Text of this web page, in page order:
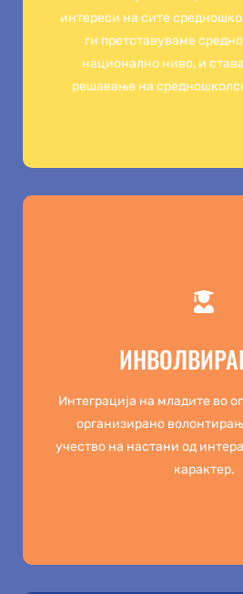
интереси на сите
ги претставуваме
национално ниво, и
решавање на
национално ниво, и
решавање на
Интеграција на младите во
организирано
учество на настани од
карактер.
Интеграција на младите во
учество на настани од
забавен